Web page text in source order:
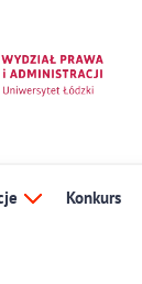
Konkurs